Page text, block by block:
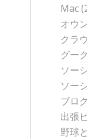
Mac
オウ
クラ
グー
ソー
ソー
ブロ
出張
野球